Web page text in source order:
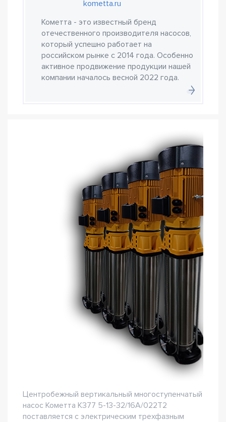
kometta.ru
Кометта - это известный бренд
отечественного производителя насосов,
который успешно работает на
российском рынке с 2014 года. Особенно
активное продвижение продукции нашей
компании началось весной 2022 года.
Центробежный вертикальный многоступенчатый
насос Кометта К377 5-13-32/16А/022Т2
поставляется с электрическим трехфазным